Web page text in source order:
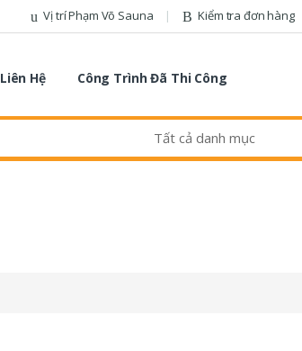
Vị trí Phạm Võ Sauna Kiểm tra đơn hàng
Liên Hệ Công Trình Đã Thi Công